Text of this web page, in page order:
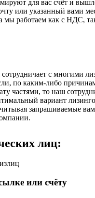
для вас счёт и
или указанный вами
мы работаем как с НДС,
с многими
по каким-либо
частями, то наш
вариант
запрашиваемые
лиц:
или счёту